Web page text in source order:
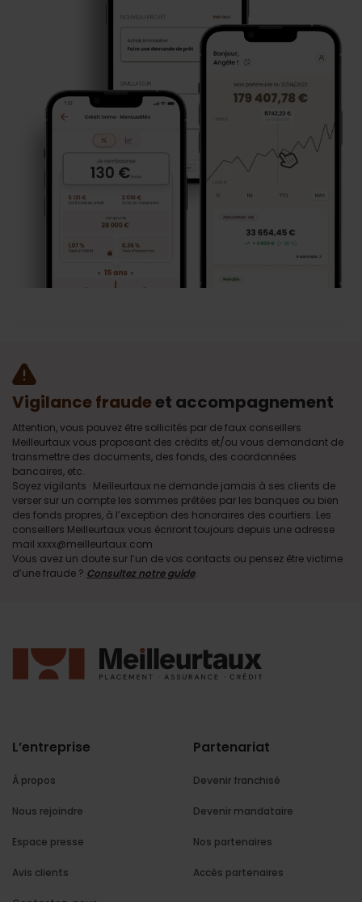
Vigilance fraudeet accompagnement
Attention, vous pouvez être sollicités par de faux conseillers
Meilleurtaux vous proposant des crédits et/ou vous demandant de
transmettre des documents, des fonds, des coordonnées
bancaires, etc.
Soyez vigilants · Meilleurtaux ne demande jamais à ses clients de
verser sur un compte les sommes prêtées par les banques ou bien
des fonds propres, à l’exception des honoraires des courtiers. Les
conseillers Meilleurtaux vous écriront toujours depuis une adresse
mail xxxx@meilleurtaux.com
Vous avez un doute sur l’un de vos contacts ou pensez être victime
d’une fraude ? Consultez notre guide.
L’entreprise
À propos
Nous rejoindre
Espace presse
Avis clients
Partenariat
Devenir franchisé
Devenir mandataire
Nos partenaires
Accès partenaires